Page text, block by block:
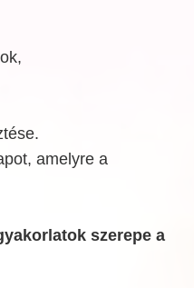
amelyre a
szerepe a